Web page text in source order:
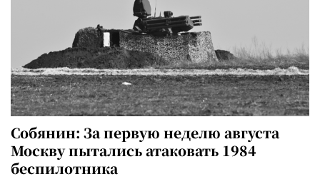
Собянин: За первую неделю августа
Москву пытались атаковать 1984
беспилотника